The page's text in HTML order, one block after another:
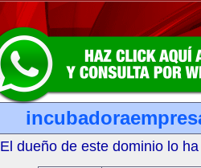
El dueño de este dominio lo